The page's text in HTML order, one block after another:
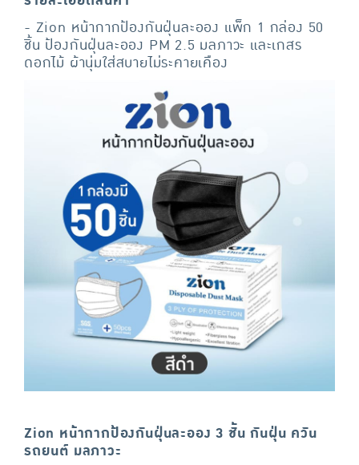
- Zion หน้ากากป้องกันฝุ่นละออง แพ็ก 1 กล่อง 50
ชิ้น ป้องกันฝุ่นละออง PM 2.5 มลภาวะ และเกสร
ดอกไม้ ผ้านุ่มใส่สบายไม่ระคายเคือง
Zion หน้ากากป้องกันฝุ่นละออง 3 ชั้น กันฝุ่น ควัน
รถยนต์ มลภาวะ